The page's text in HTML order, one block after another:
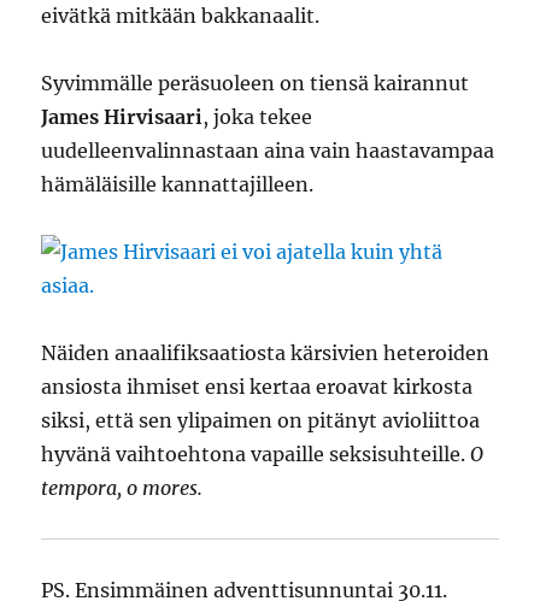
eivätkä mitkään bakkanaalit.
Syvimmälle peräsuoleen on tiensä kairannut
James Hirvisaari, joka tekee
uudelleenvalinnastaan aina vain haastavampaa
hämäläisille kannattajilleen.
Näiden anaalifiksaatiosta kärsivien heteroiden
ansiosta ihmiset ensi kertaa eroavat kirkosta
siksi, että sen ylipaimen on pitänyt avioliittoa
hyvänä vaihtoehtona vapaille seksisuhteille.O
tempora, o mores.
PS. Ensimmäinen adventtisunnuntai 30.11.